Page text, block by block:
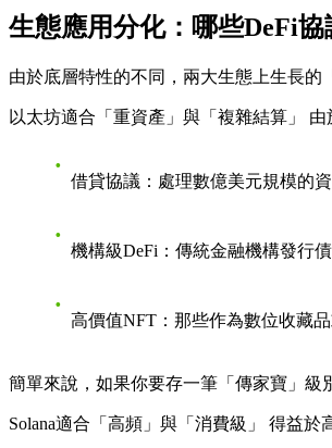
生態應用分化：哪些DeFi
由於底層特性的不同，兩大生態上生長的
以太坊適合「重資產」與「複雜結算」 由
借貸協議 ：處理數億美元規模的資
機構級DeFi ：傳統金融機構發行
高價值NFT ：那些作為數位收藏
簡單來說，如果你要存一筆「傳家寶」級
Solana適合「高頻」與「消費級」 得益於